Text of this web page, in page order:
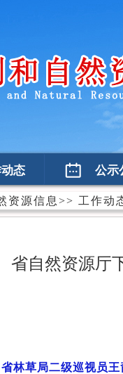
态 公示
资源信息 >> 工作动
省自然资源厅
林草局二级巡视员